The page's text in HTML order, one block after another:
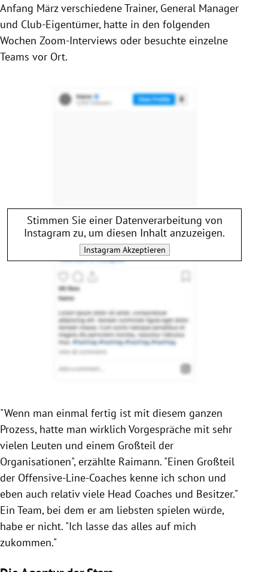
Anfang März verschiedene Trainer, General Manager
und Club-Eigentümer, hatte in den folgenden
Wochen Zoom-Interviews oder besuchte einzelne
Teams vor Ort.
Stimmen Sie einer Datenverarbeitung von
Instagram zu, um diesen Inhalt anzuzeigen.
InstagramAkzeptieren
"Wenn man einmal fertig ist mit diesem ganzen
Prozess, hatte man wirklich Vorgespräche mit sehr
vielen Leuten und einem Großteil der
Organisationen", erzählte Raimann. "Einen Großteil
der Offensive-Line-Coaches kenne ich schon und
eben auch relativ viele Head Coaches und Besitzer."
Ein Team, bei dem er am liebsten spielen würde,
habe er nicht. "Ich lasse das alles auf mich
zukommen."